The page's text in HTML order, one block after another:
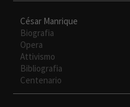
César Manrique
Biografia
Opera
Attivismo
Bibliografia
Centenario